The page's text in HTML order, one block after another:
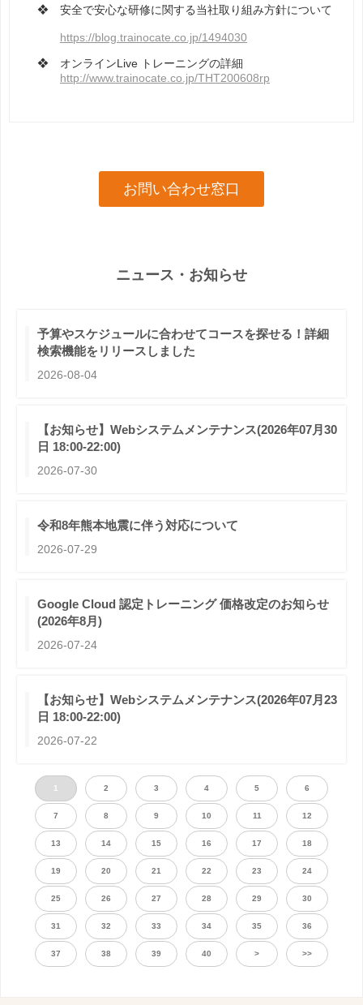
❖ 安全で安心な研修に関する当社取り組み方針について
https://blog.trainocate.co.jp/1494030
❖ オンラインLive トレーニングの詳細
http://www.trainocate.co.jp/THT200608rp
お問い合わせ窓口
ニュース・お知らせ
予算やスケジュールに合わせてコースを探せる！詳細
検索機能をリリースしました
2026-08-04
【お知らせ】Webシステムメンテナンス(2026年07月30
日 18:00-22:00)
2026-07-30
令和8年熊本地震に伴う対応について
2026-07-29
Google Cloud 認定トレーニング 価格改定のお知らせ
(2026年8月)
2026-07-24
【お知らせ】Webシステムメンテナンス(2026年07月23
日 18:00-22:00)
2026-07-22
1 2 3 4 5 6
7 8 9 10 11 12
13 14 15 16 17 18
19 20 21 22 23 24
25 26 27 28 29 30
31 32 33 34 35 36
37 38 39 40 > >>